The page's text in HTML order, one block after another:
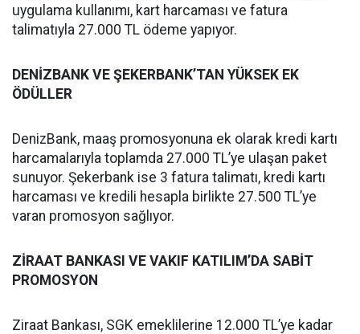
uygulama kullanımı, kart harcaması ve fatura
talimatıyla 27.000 TL ödeme yapıyor.
DENİZBANK VE ŞEKERBANK’TAN YÜKSEK EK
ÖDÜLLER
DenizBank, maaş promosyonuna ek olarak kredi kartı
harcamalarıyla toplamda 27.000 TL’ye ulaşan paket
sunuyor. Şekerbank ise 3 fatura talimatı, kredi kartı
harcaması ve kredili hesapla birlikte 27.500 TL’ye
varan promosyon sağlıyor.
ZİRAAT BANKASI VE VAKIF KATILIM’DA SABİT
PROMOSYON
Ziraat Bankası, SGK emeklilerine 12.000 TL’ye kadar